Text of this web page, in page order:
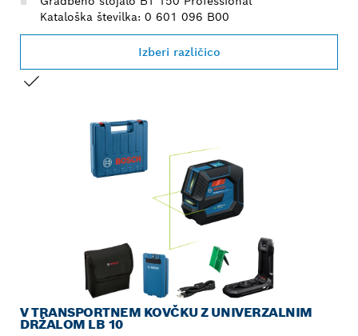
Kataloška številka: 0 601 096 B00
Izberi različico
V TRANSPORTNEM KOVČKU Z UNIVERZALNIM
DRŽALOM LB 10